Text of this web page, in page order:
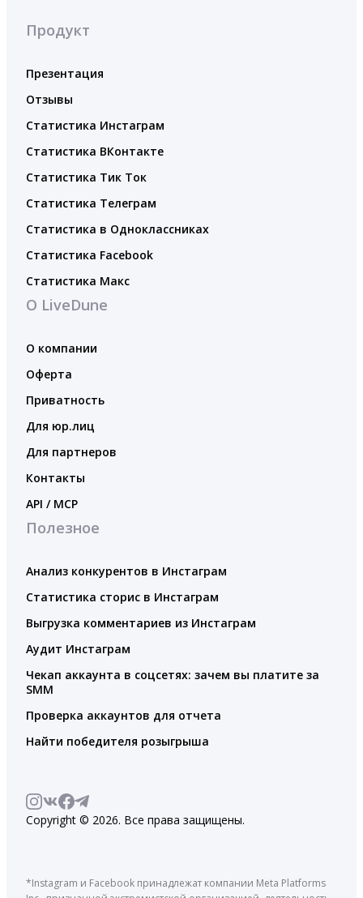
Продукт
Презентация
Отзывы
Статистика Инстаграм
Статистика ВКонтакте
Статистика Тик Ток
Статистика Телеграм
Статистика в Одноклассниках
Статистика Facebook
Статистика Макс
О LiveDune
О компании
Оферта
Приватность
Для юр.лиц
Для партнеров
Контакты
API / MCP
Полезное
Анализ конкурентов в Инстаграм
Статистика сторис в Инстаграм
Выгрузка комментариев из Инстаграм
Аудит Инстаграм
Чекап аккаунта в соцсетях: зачем вы платите за
SMM
Проверка аккаунтов для отчета
Найти победителя розыгрыша
Copyright © 2026. Все права защищены.
*Instagram и Facebook принадлежат компании Meta Platforms